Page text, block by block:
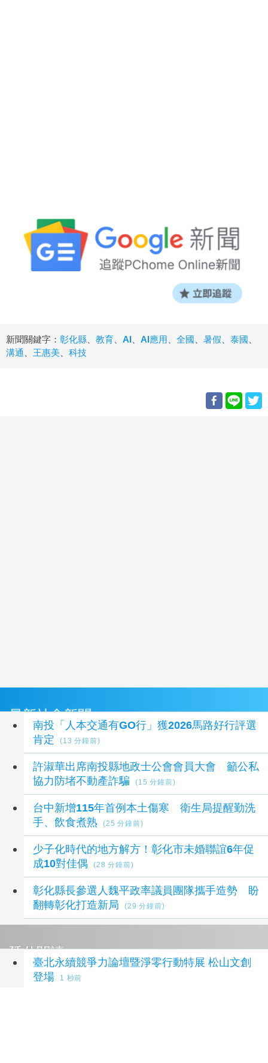
新聞關鍵字： 彰化縣 教育 AI AI應用 全國 暑假 泰國
溝通
王惠美 科技
最新社會新聞
南投「人本交通有GO行」獲2026馬路好行評選
肯定
(13 分鐘前)
許淑華出席南投縣地政士公會會員大會 籲公私
協力防堵不動產詐騙
(15 分鐘前)
台中新增115年首例本土傷寒 衛生局提醒勤洗
手、飲食煮熟
(25 分鐘前)
少子化時代的地方解方！彰化市未婚聯誼6年促
成10對佳偶
(28 分鐘前)
彰化縣長參選人魏平政率議員團隊攜手造勢 盼
翻轉彰化打造新局
(29 分鐘前)
延伸閱讀
臺北永續競爭力論壇暨淨零行動特展 松山文創
登場
1 秒前